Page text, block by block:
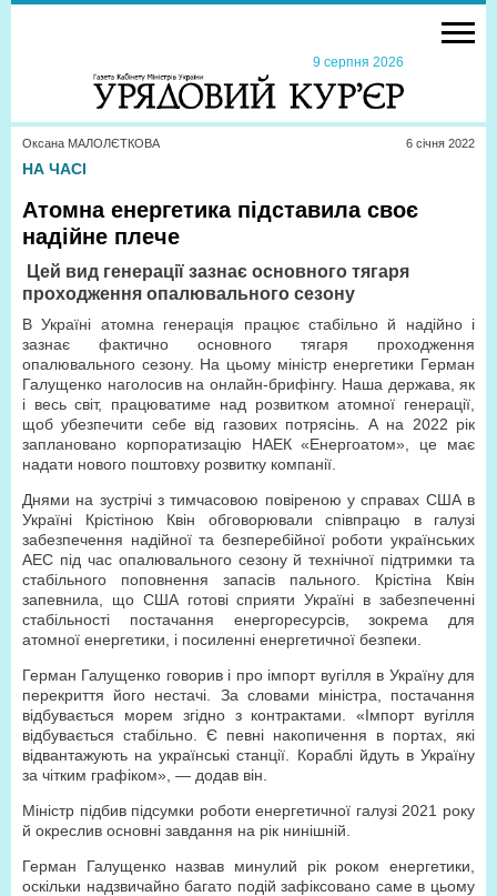
9 серпня 2026
Оксана МАЛОЛЄТКОВА 6 сiчня 2022
НА ЧАСІ
Атомна енергетика підставила своє
надійне плече
Цей вид генерації зазнає основного тягаря
проходження опалювального сезону
В Україні атомна генерація працює стабільно й надійно і
зазнає фактично основного тягаря проходження
опалювального сезону. На цьому міністр енергетики Герман
Галущенко наголосив на онлайн-брифінгу. Наша держава, як
і весь світ, працюватиме над розвитком атомної генерації,
щоб убезпечити себе від газових потрясінь. А на 2022 рік
заплановано корпоратизацію НАЕК «Енергоатом», це має
надати нового поштовху розвитку компанії.
Днями на зустрічі з тимчасовою повіреною у справах США в
Україні Крістіною Квін обговорювали співпрацю в галузі
забезпечення надійної та безперебійної роботи українських
АЕС під час опалювального сезону й технічної підтримки та
стабільного поповнення запасів пального. Крістіна Квін
запевнила, що США готові сприяти Україні в забезпеченні
стабільності постачання енергоресурсів, зокрема для
атомної енергетики, і посиленні енергетичної безпеки.
Герман Галущенко говорив і про імпорт вугілля в Україну для
перекриття його нестачі. За словами міністра, постачання
відбувається морем згідно з контрактами. «Імпорт вугілля
відбувається стабільно. Є певні накопичення в портах, які
відвантажують на українські станції. Кораблі йдуть в Україну
за чітким графіком», — додав він.
Міністр підбив підсумки роботи енергетичної галузі 2021 року
й окреслив основні завдання на рік нинішній.
Герман Галущенко назвав минулий рік роком енергетики,
оскільки надзвичайно багато подій зафіксовано саме в цьому